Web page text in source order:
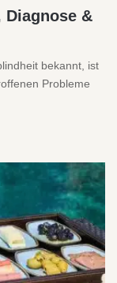
Diagnose &
bekannt, ist
Probleme